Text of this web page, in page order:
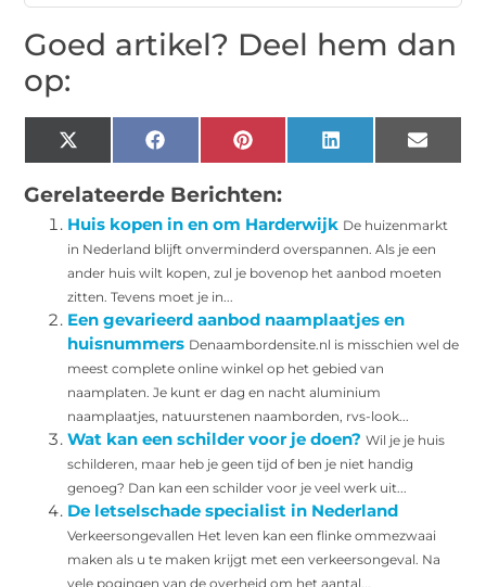
Goed artikel? Deel hem dan
op:
X
(Twitter)
Facebook Pinterest LinkedIn Email
Gerelateerde Berichten:
Huis kopen in en om Harderwijk De huizenmarkt
in Nederland blijft onverminderd overspannen. Als je een
ander huis wilt kopen, zul je bovenop het aanbod moeten
zitten. Tevens moet je in...
Een gevarieerd aanbod naamplaatjes en
huisnummers Denaambordensite.nl is misschien wel de
meest complete online winkel op het gebied van
naamplaten. Je kunt er dag en nacht aluminium
naamplaatjes, natuurstenen naamborden, rvs-look...
Wat kan een schilder voor je doen? Wil je je huis
schilderen, maar heb je geen tijd of ben je niet handig
genoeg? Dan kan een schilder voor je veel werk uit...
De letselschade specialist in Nederland
Verkeersongevallen Het leven kan een flinke ommezwaai
maken als u te maken krijgt met een verkeersongeval. Na
vele pogingen van de overheid om het aantal...